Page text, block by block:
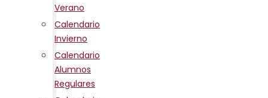
Verano
Calendario
Invierno
Calendario
Alumnos
Regulares